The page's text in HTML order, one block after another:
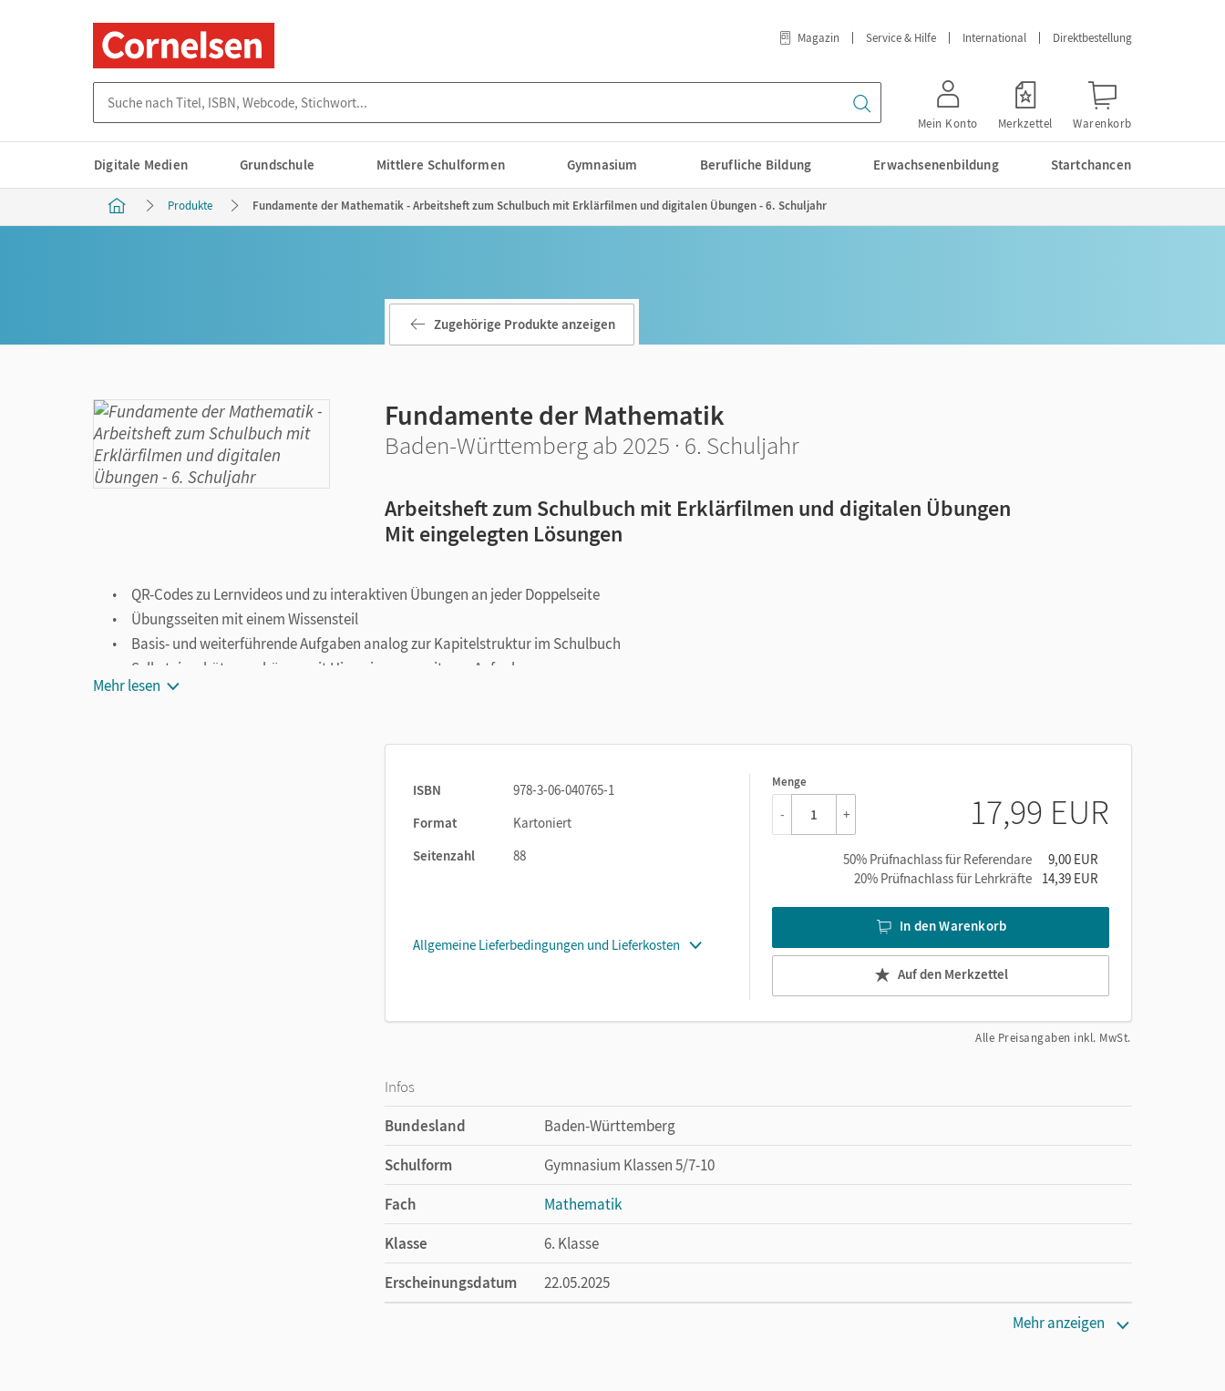
Magazin Service & Hilfe International Direktbestellung
Mein Konto Merkzettel Warenkorb
Digitale Medien Grundschule Mittlere Schulformen Gymnasium Berufliche Bildung Erwachsenenbildung Startchancen
Produkte Fundamente der Mathematik - Arbeitsheft zum Schulbuch mit Erklärfilmen und digitalen Übungen - 6. Schuljahr
Zugehörige Produkte anzeigen
Fundamente der Mathematik
Baden-Württemberg ab 2025 · 6. Schuljahr
Arbeitsheft zum Schulbuch mit Erklärfilmen und digitalen Übungen
Mit eingelegten Lösungen
QR-Codes zu Lernvideos und zu interaktiven Übungen an jeder Doppelseite
Übungsseiten mit einem Wissensteil
Basis- und weiterführende Aufgaben analog zur Kapitelstruktur im Schulbuch
Selbsteinschätzungsbögen mit Hinweisen zu weiteren Aufgaben
Abschlusstest mit Lösungen nach jedem Kapitel
Mehr lesen
ISBN
978-3-06-040765-1
Format
Kartoniert
Seitenzahl
88
Allgemeine Lieferbedingungen und Lieferkosten
Menge
1
- + 17,99 EUR
50% Prüfnachlass für Referendare
9,00 EUR
20% Prüfnachlass für Lehrkräfte
14,39 EUR
In den Warenkorb
Auf den Merkzettel
Alle Preisangaben inkl. MwSt.
Infos
Bundesland
Baden-Württemberg
Schulform
Gymnasium Klassen 5/7-10
Fach
Mathematik
Klasse
6. Klasse
Erscheinungsdatum
22.05.2025
Mehr anzeigen